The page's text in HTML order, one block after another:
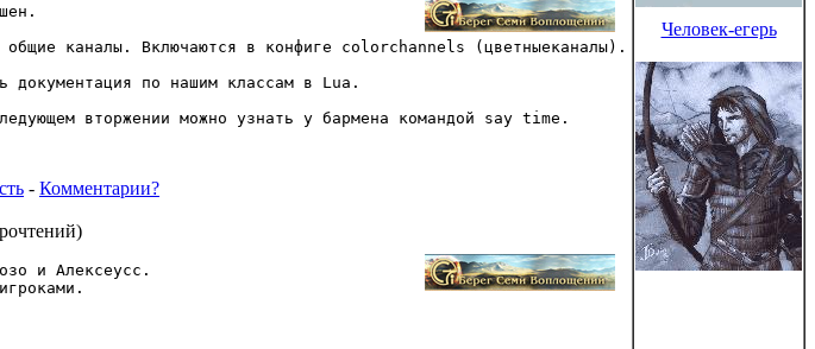
каналы. Включаются в конфиге colorchannels (цветныеканалы).
документация по нашим классам в Lua.
вторжении можно узнать у бармена командой say time.
- Комментарии?
)
и Алексеусс.
Человек-егерь